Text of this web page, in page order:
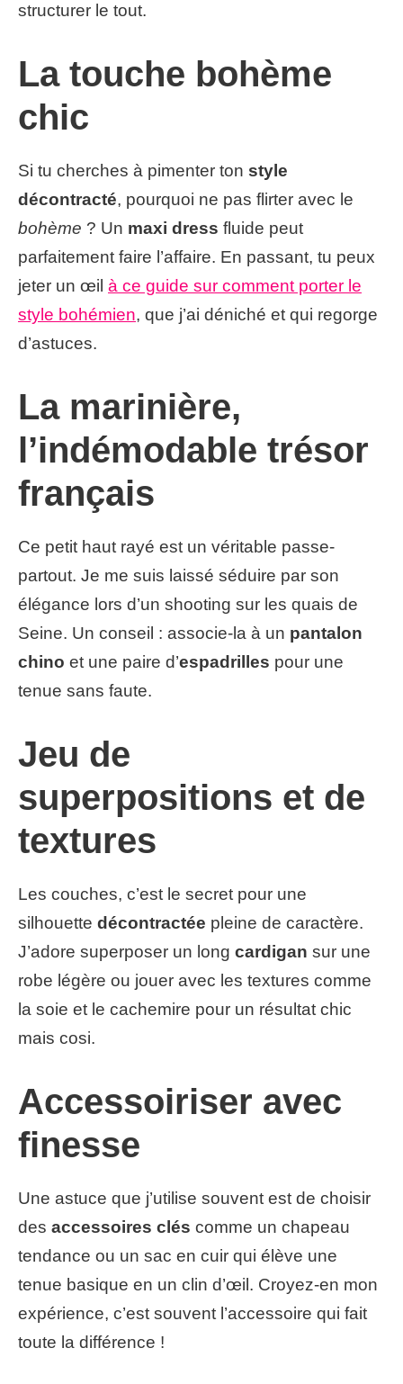
structurer le tout.
La touche bohème
chic
Si tu cherches à pimenter ton style
décontracté, pourquoi ne pas flirter avec le
bohème ? Un maxi dress fluide peut
parfaitement faire l’affaire. En passant, tu peux
jeter un œil à ce guide sur comment porter le
style bohémien, que j’ai déniché et qui regorge
d’astuces.
La marinière,
l’indémodable trésor
français
Ce petit haut rayé est un véritable passe-
partout. Je me suis laissé séduire par son
élégance lors d’un shooting sur les quais de
Seine. Un conseil : associe-la à un pantalon
chino et une paire d’espadrilles pour une
tenue sans faute.
Jeu de
superpositions et de
textures
Les couches, c’est le secret pour une
silhouette décontractée pleine de caractère.
J’adore superposer un long cardigan sur une
robe légère ou jouer avec les textures comme
la soie et le cachemire pour un résultat chic
mais cosi.
Accessoiriser avec
finesse
Une astuce que j’utilise souvent est de choisir
des accessoires clés comme un chapeau
tendance ou un sac en cuir qui élève une
tenue basique en un clin d’œil. Croyez-en mon
expérience, c’est souvent l’accessoire qui fait
toute la différence !